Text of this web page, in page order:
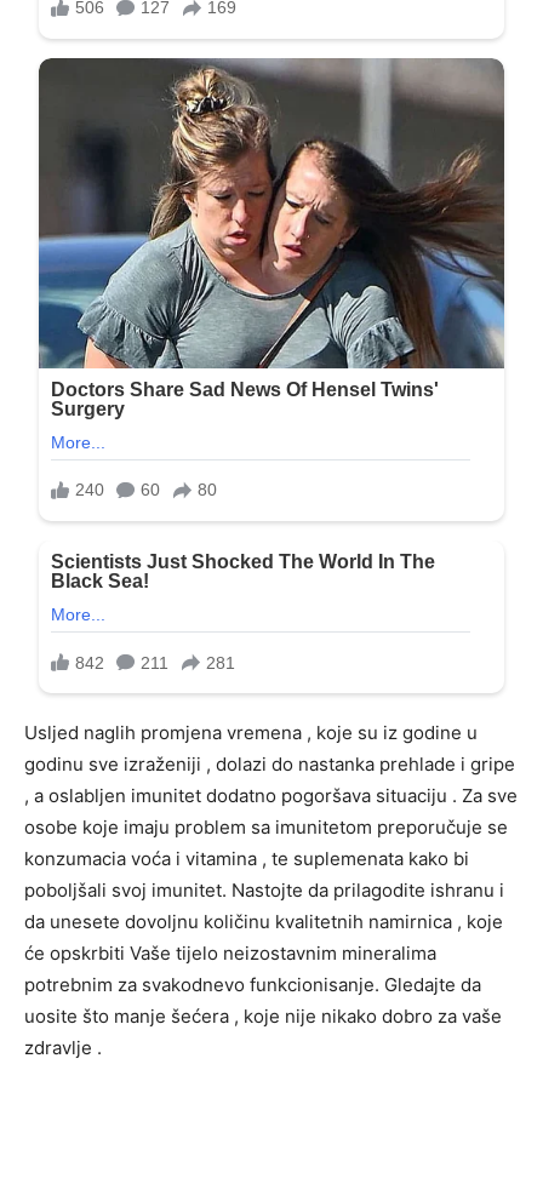
Usljed naglih promjena vremena , koje su iz godine u
godinu sve izraženiji , dolazi do nastanka prehlade i gripe
, a oslabljen imunitet dodatno pogoršava situaciju . Za sve
osobe koje imaju problem sa imunitetom preporučuje se
konzumacia voća i vitamina , te suplemenata kako bi
poboljšali svoj imunitet. Nastojte da prilagodite ishranu i
da unesete dovoljnu količinu kvalitetnih namirnica , koje
će opskrbiti Vaše tijelo neizostavnim mineralima
potrebnim za svakodnevo funkcionisanje. Gledajte da
uosite što manje šećera , koje nije nikako dobro za vaše
zdravlje .